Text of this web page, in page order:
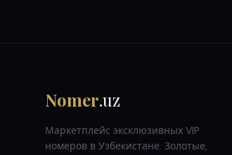
Nomer.uz
Маркетплейс эксклюзивных VIP
номеров в Узбекистане. Золотые,